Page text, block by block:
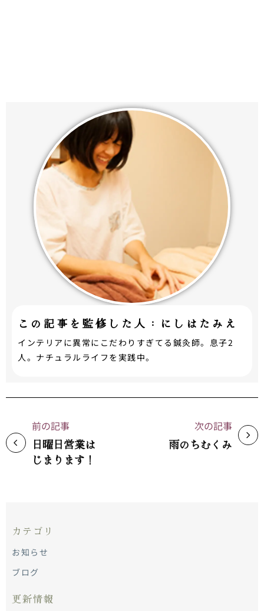
この記事を監修した人：にしはたみえ
インテリアに異常にこだわりすぎてる鍼灸師。息子2
人。ナチュラルライフを実践中。
前の記事
日曜日営業は
じまります！
次の記事
雨のちむくみ
カテゴリ
お知らせ
ブログ
更新情報